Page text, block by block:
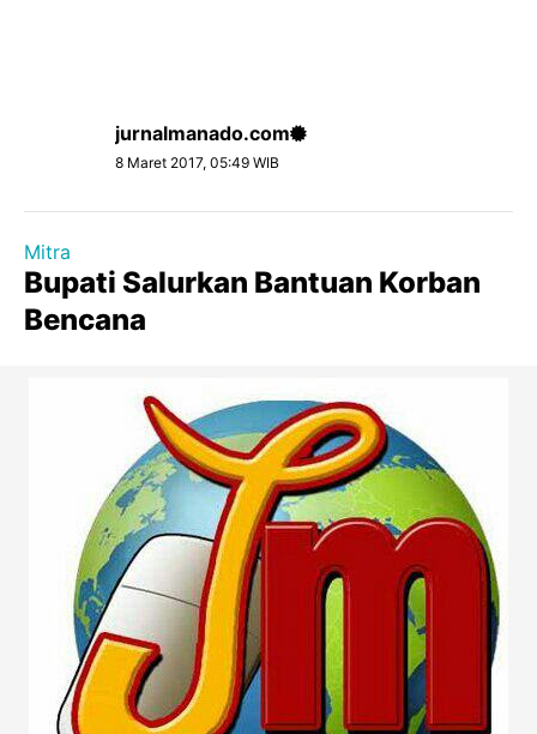
jurnalmanado.com
8 Maret 2017, 05:49 WIB
Mitra
Bupati Salurkan Bantuan Korban
Bencana